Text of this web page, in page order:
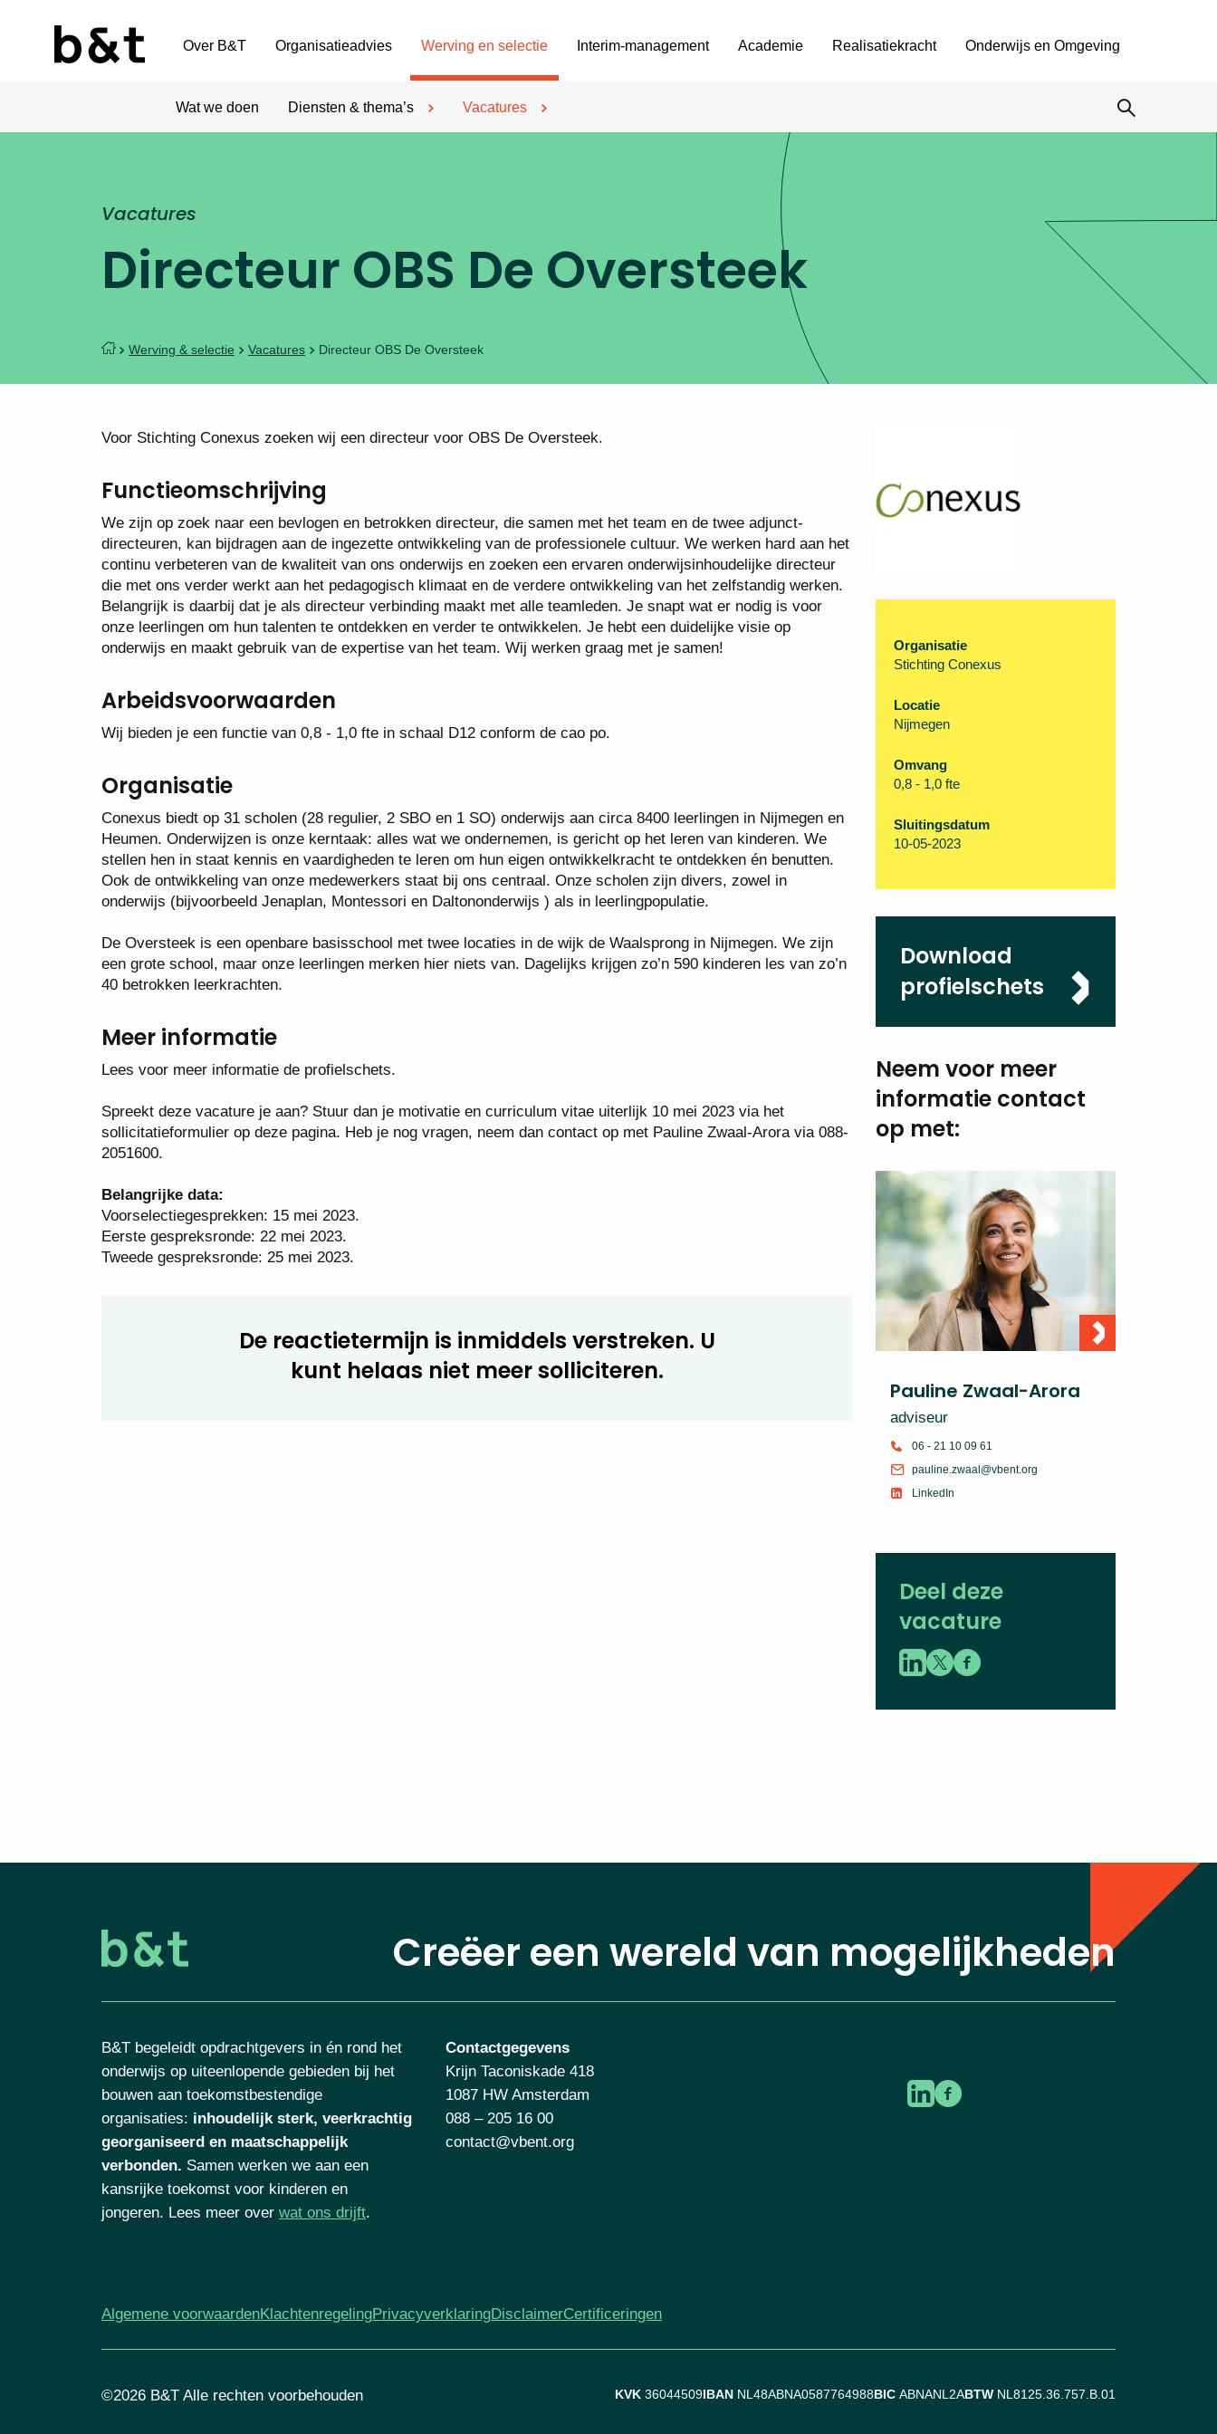
Over B&T Organisatieadvies Werving en selectie
Wat we doen Diensten & thema’s Vacatures
Interim-management Academie Realisatiekracht Onderwijs en Omgeving
Directeur OBS De Oversteek
Vacatures
Werving & selectie Vacatures Directeur OBS De Oversteek
Voor Stichting Conexus zoeken wij een directeur voor OBS De Oversteek.
Functieomschrijving
We zijn op zoek naar een bevlogen en betrokken directeur, die samen met het team en de twee adjunct-
directeuren, kan bijdragen aan de ingezette ontwikkeling van de professionele cultuur. We werken hard aan het
continu verbeteren van de kwaliteit van ons onderwijs en zoeken een ervaren onderwijsinhoudelijke directeur
die met ons verder werkt aan het pedagogisch klimaat en de verdere ontwikkeling van het zelfstandig werken.
Belangrijk is daarbij dat je als directeur verbinding maakt met alle teamleden. Je snapt wat er nodig is voor
onze leerlingen om hun talenten te ontdekken en verder te ontwikkelen. Je hebt een duidelijke visie op
onderwijs en maakt gebruik van de expertise van het team. Wij werken graag met je samen!
Arbeidsvoorwaarden
Wij bieden je een functie van 0,8 - 1,0 fte in schaal D12 conform de cao po.
Organisatie
Conexus biedt op 31 scholen (28 regulier, 2 SBO en 1 SO) onderwijs aan circa 8400 leerlingen in Nijmegen en
Heumen. Onderwijzen is onze kerntaak: alles wat we ondernemen, is gericht op het leren van kinderen. We
stellen hen in staat kennis en vaardigheden te leren om hun eigen ontwikkelkracht te ontdekken én benutten.
Ook de ontwikkeling van onze medewerkers staat bij ons centraal. Onze scholen zijn divers, zowel in
onderwijs (bijvoorbeeld Jenaplan, Montessori en Daltononderwijs ) als in leerlingpopulatie.
De Oversteek is een openbare basisschool met twee locaties in de wijk de Waalsprong in Nijmegen. We zijn
een grote school, maar onze leerlingen merken hier niets van. Dagelijks krijgen zo’n 590 kinderen les van zo’n
40 betrokken leerkrachten.
Meer informatie
Lees voor meer informatie de profielschets.
Spreekt deze vacature je aan? Stuur dan je motivatie en curriculum vitae uiterlijk 10 mei 2023 via het
sollicitatieformulier op deze pagina. Heb je nog vragen, neem dan contact op met Pauline Zwaal-Arora via 088-
2051600.
Belangrijke data:
Voorselectiegesprekken: 15 mei 2023.
Eerste gespreksronde: 22 mei 2023.
Tweede gespreksronde: 25 mei 2023.
De reactietermijn is inmiddels verstreken. U
kunt helaas niet meer solliciteren.
Organisatie
Stichting Conexus
Locatie
Nijmegen
Omvang
0,8 - 1,0 fte
Sluitingsdatum
10-05-2023
Download
profielschets
Neem voor meer
informatie contact
op met:
Pauline Zwaal-Arora
adviseur
06 - 21 10 09 61
pauline.zwaal@vbent.org
LinkedIn
Deel deze
vacature
Creëer een wereld van mogelijkheden
B&T begeleidt opdrachtgevers in én rond het
onderwijs op uiteenlopende gebieden bij het
bouwen aan toekomstbestendige
organisaties: inhoudelijk sterk, veerkrachtig
georganiseerd en maatschappelijk
verbonden. Samen werken we aan een
kansrijke toekomst voor kinderen en
jongeren. Lees meer over wat ons drijft.
Contactgegevens
Krijn Taconiskade 418
1087 HW Amsterdam
088 – 205 16 00
contact@vbent.org
Algemene voorwaardenKlachtenregelingPrivacyverklaringDisclaimerCertificeringen
©2026 B&T Alle rechten voorbehouden KVK 36044509IBAN NL48ABNA0587764988BIC ABNANL2ABTW NL8125.36.757.B.01